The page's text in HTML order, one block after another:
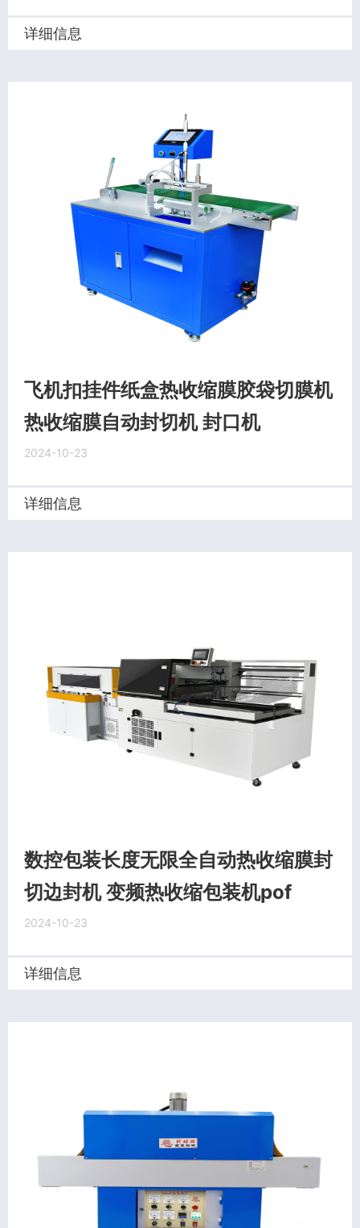
详细信息
飞机扣挂件纸盒热收缩膜胶袋切膜机
热收缩膜自动封切机 封口机
2024-10-23
详细信息
数控包装长度无限全自动热收缩膜封
切边封机 变频热收缩包装机pof
2024-10-23
详细信息